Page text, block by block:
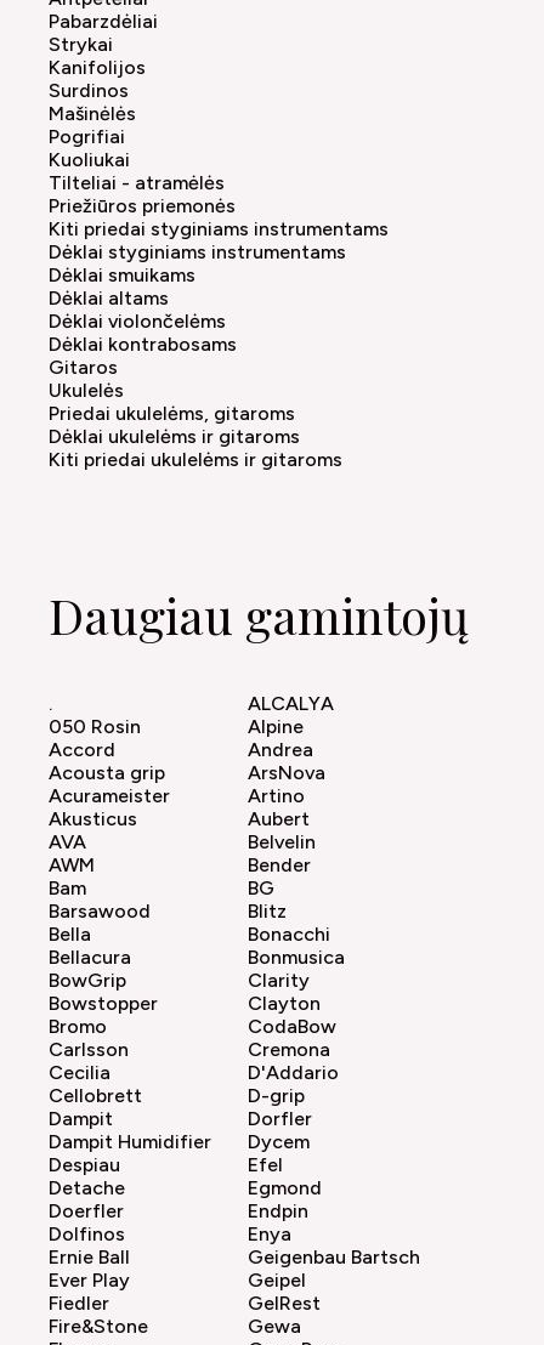
Pabarzdėliai
Strykai
Kanifolijos
Surdinos
Mašinėlės
Pogrifiai
Kuoliukai
Tilteliai - atramėlės
Priežiūros priemonės
Kiti priedai styginiams instrumentams
Dėklai styginiams instrumentams
Dėklai smuikams
Dėklai altams
Dėklai violončelėms
Dėklai kontrabosams
Gitaros
Ukulelės
Priedai ukulelėms, gitaroms
Dėklai ukulelėms ir gitaroms
Kiti priedai ukulelėms ir gitaroms
Daugiau gamintojų
.
050 Rosin
Accord
Acousta grip
Acurameister
Akusticus
ALCALYA
Alpine
Andrea
ArsNova
Artino
Aubert
AVA
AWM
Bam
Barsawood
Bella
Bellacura
Belvelin
Bender
BG
Blitz
Bonacchi
Bonmusica
BowGrip
Bowstopper
Bromo
Carlsson
Cecilia
Cellobrett
Clarity
Clayton
CodaBow
Cremona
D'Addario
D-grip
Dampit
Dampit Humidifier
Despiau
Detache
Doerfler
Dolfinos
Dorfler
Dycem
Efel
Egmond
Endpin
Enya
Ernie Ball
Ever Play
Fiedler
Fire&Stone
Geigenbau Bartsch
Geipel
GelRest
Gewa